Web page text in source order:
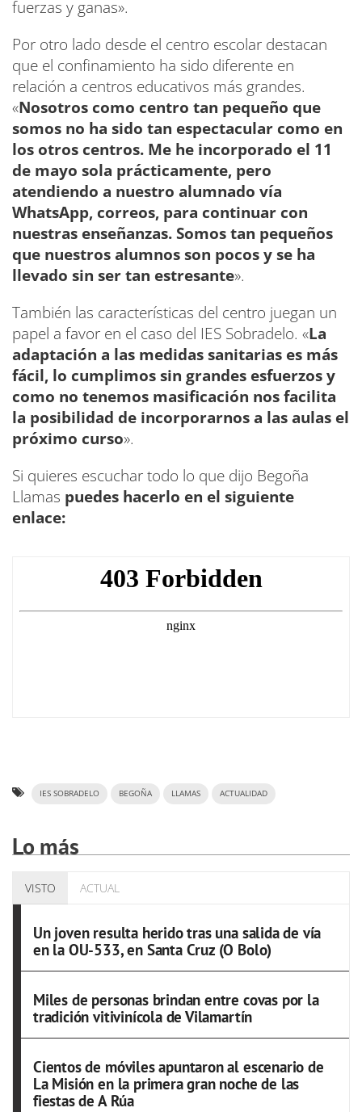
fuerzas y ganas».
Por otro lado desde el centro escolar destacan
que el confinamiento ha sido diferente en
relación a centros educativos más grandes.
«Nosotros como centro tan pequeño que
somos no ha sido tan espectacular como en
los otros centros. Me he incorporado el 11
de mayo sola prácticamente, pero
atendiendo a nuestro alumnado vía
WhatsApp, correos, para continuar con
nuestras enseñanzas. Somos tan pequeños
que nuestros alumnos son pocos y se ha
llevado sin ser tan estresante».
También las características del centro juegan un
papel a favor en el caso del IES Sobradelo. «La
adaptación a las medidas sanitarias es más
fácil, lo cumplimos sin grandes esfuerzos y
como no tenemos masificación nos facilita
la posibilidad de incorporarnos a las aulas el
próximo curso».
Si quieres escuchar todo lo que dijo Begoña
Llamas puedes hacerlo en el siguiente
enlace:
IES SOBRADELO BEGOÑA LLAMAS ACTUALIDAD
Lo más
VISTO ACTUAL
Un joven resulta herido tras una salida de vía
en la OU-533, en Santa Cruz (O Bolo)
Miles de personas brindan entre covas por la
tradición vitivinícola de Vilamartín
Cientos de móviles apuntaron al escenario de
La Misión en la primera gran noche de las
fiestas de A Rúa